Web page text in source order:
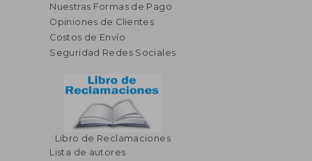
Nuestras Formas de Pago
Opiniones de Clientes
Costos de Envío
Seguridad Redes Sociales
Libro de Reclamaciones
Lista de autores